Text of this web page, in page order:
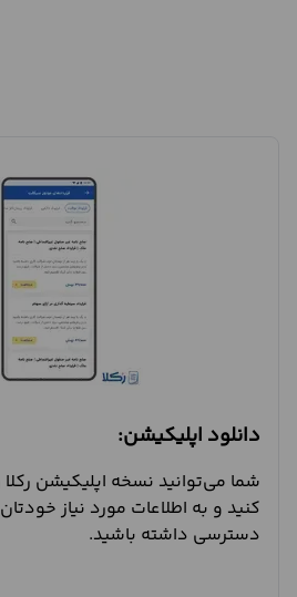
دانلود اپلیکیشن:
شما می‌توانید نسخه اپلیکیشن رکلا
کنید و به اطلاعات مورد نیاز
دسترسی داشته باشید.